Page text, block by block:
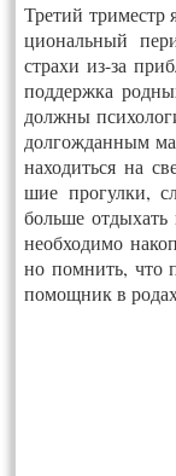
Тре­тий
ци­ональ­ный
стра­хи из-за
под­держ­ка
долж­ны
дол­гождан­ным
на­ходить­ся на
шие про­гул­ки,
боль­ше
не­об­хо­димо
но пом­нить, что
по­мощ­ник в